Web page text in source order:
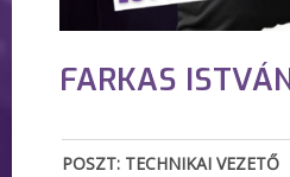
FARKAS
POSZT: TECHNIKAI VEZETŐ